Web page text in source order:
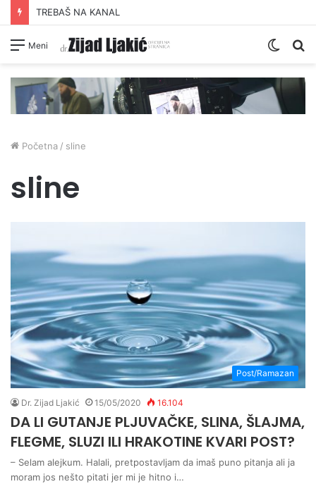
TREBAŠ NA KANAL
Meni
Switch
Početna / sline
sline
Post/Ramazan
Dr. Zijad Ljakić 15/05/2020 16.104
DA LI GUTANJE PLJUVAČKE, SLINA, ŠLAJMA,
FLEGME, SLUZI ILI HRAKOTINE KVARI POST?
– Selam alejkum. Halali, pretpostavljam da imaš puno pitanja ali ja
moram jos nešto pitati jer mi je hitno i…